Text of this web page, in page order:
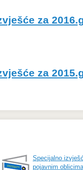
za
za
Specijalno
pojavnim